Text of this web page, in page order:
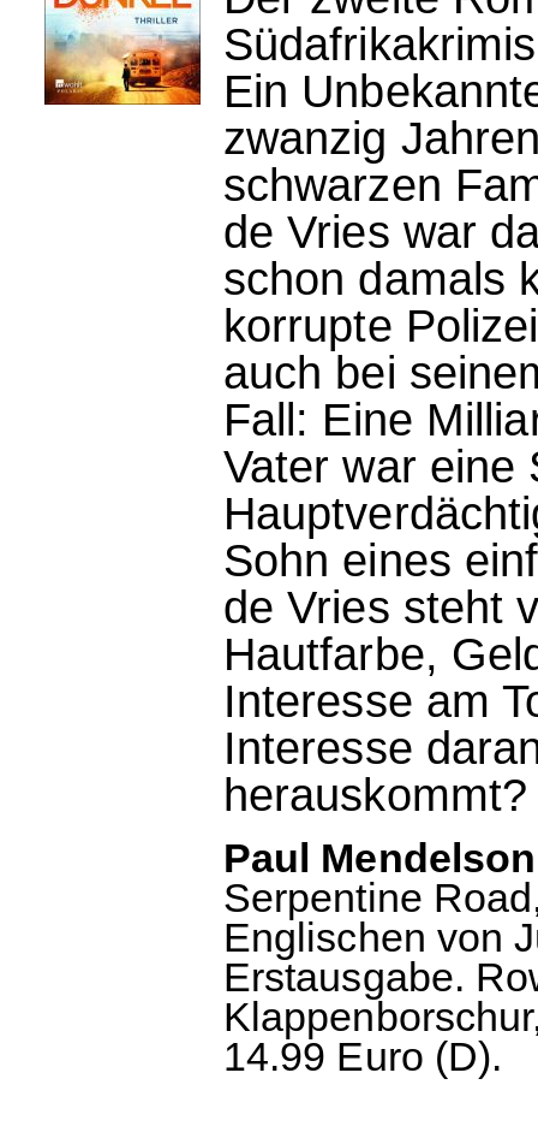
Ein
zwanzig
schwarzen
de Vries war
schon damals
korrupte
auch bei
Fall: Eine
Vater war eine
Sohn eines
de Vries steht
Hautfarbe,
Interesse am
Interesse
herauskommt?
Paul
Serpentine
Englischen von
Erstausgabe.
14.99 Euro (D).